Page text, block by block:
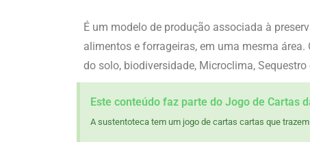
É um modelo de produção associada à
alimentos e forrageiras, em uma mesma
do solo, biodiversidade, Microclima, Sequestro
Este conteúdo faz parte do Jogo de Cartas
A sustentoteca tem um jogo de cartas cartas que